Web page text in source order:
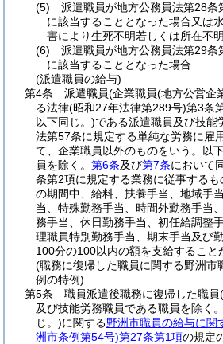
(5)
派遣職員が地方公務員法第28条
に該当することとなった場合又は
害により生死不明若しくは所在不
(6)
派遣職員が地方公務員法第29条
に該当することとなった場合
(派遣職員の給与)
第4条
派遣職員(企業職員(地方公営企
る法律(昭和27年法律第289号)第3条
以下同じ。)である派遣職員及び技能
法第57条に規定する単純な労務に雇
て、企業職員以外のものをいう。以
員を除く。 第6条及び第7条において
条第2項に規定する業務に従事する
の期間中、給料、扶養手当、地域手
当、特殊勤務手当、時間外勤務手当
務手当、休日勤務手当、初任給調整
理職員特別勤務手当、期末手当及び
100分の100以内の額を支給すること
(職務に復帰した職員に関する野洲市
例の特例)
第5条
職員派遣後職務に復帰した職員
及び技能労務職員である職員を除く。
じ。)に関する野洲市職員の給与に関
洲市条例第54号)第27条第1項の規定